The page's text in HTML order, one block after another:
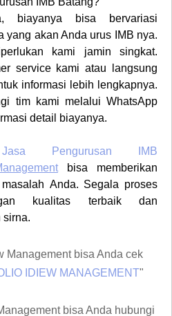
biayanya bisa bervariasi
yang akan Anda urus IMB nya.
kami jamin singkat.
servicekami atau langsung
informasi lebih lengkapnya.
tim kami melalui WhatsApp
detail biayanya.
Jasa Pengurusan IMB
bisa memberikan
Anda. Segala proses
kualitas terbaik dan
sirna.
Management bisa Anda cek
IDIEW MANAGEMENT"
bisa Anda hubungi